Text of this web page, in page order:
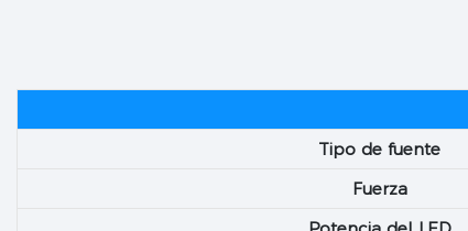
Tipo de fuente
Fuerza